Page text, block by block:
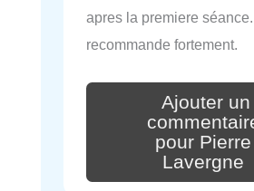
apres la premiere
recommande fortement.
Ajouter un
pour Pierre
Lavergne